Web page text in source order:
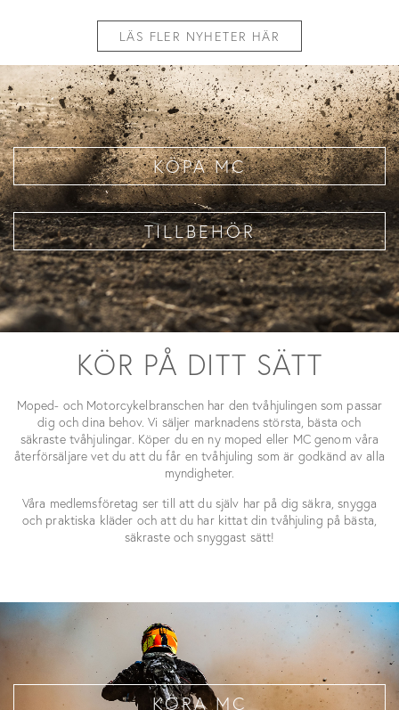
LÄS FLER NYHETER HÄR
KÖPA MC
TILLBEHÖR
KÖR PÅ DITT SÄTT
Moped- och Motorcykelbranschen har den tvåhjulingen som passar
dig och dina behov. Vi säljer marknadens största, bästa och
säkraste tvåhjulingar. Köper du en ny moped eller MC genom våra
återförsäljare vet du att du får en tvåhjuling som är godkänd av alla
myndigheter.
Våra medlemsföretag ser till att du själv har på dig säkra, snygga
och praktiska kläder och att du har kittat din tvåhjuling på bästa,
säkraste och snyggast sätt!
KÖRA MC